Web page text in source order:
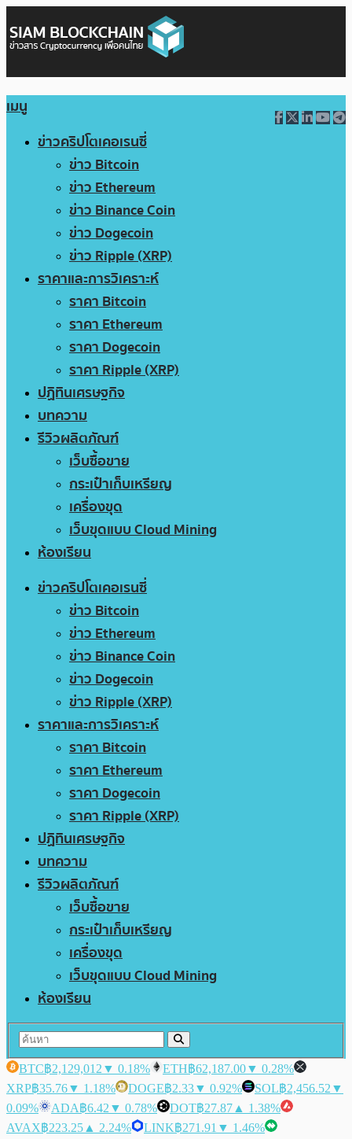
เมนู
ข่าวคริปโตเคอเรนซี่
ข่าว Bitcoin
ข่าว Ethereum
ข่าว Binance Coin
ข่าว Dogecoin
ข่าว Ripple (XRP)
ราคาและการวิเคราะห์
ราคา Bitcoin
ราคา Ethereum
ราคา Dogecoin
ราคา Ripple (XRP)
ปฏิทินเศรษฐกิจ
บทความ
รีวิวผลิตภัณฑ์
เว็บซื้อขาย
กระเป๋าเก็บเหรียญ
เครื่องขุด
เว็บขุดแบบ Cloud Mining
ห้องเรียน
ข่าวคริปโตเคอเรนซี่
ข่าว Bitcoin
ข่าว Ethereum
ข่าว Binance Coin
ข่าว Dogecoin
ข่าว Ripple (XRP)
ราคาและการวิเคราะห์
ราคา Bitcoin
ราคา Ethereum
ราคา Dogecoin
ราคา Ripple (XRP)
ปฏิทินเศรษฐกิจ
บทความ
รีวิวผลิตภัณฑ์
เว็บซื้อขาย
กระเป๋าเก็บเหรียญ
เครื่องขุด
เว็บขุดแบบ Cloud Mining
ห้องเรียน
BTC฿2,129,012 ▼ 0.18% ETH฿62,187.00▼ 0.28%
XRP฿35.76▼ 1.18% DOGE฿2.33▼ 0.92% SOL฿2,456.52 ▼
0.09%
ADA฿6.42 ▼ 0.78% DOT฿27.87 ▲ 1.38%
AVAX฿223.25 ▲ 2.24% LINK฿271.91 ▼ 1.46%